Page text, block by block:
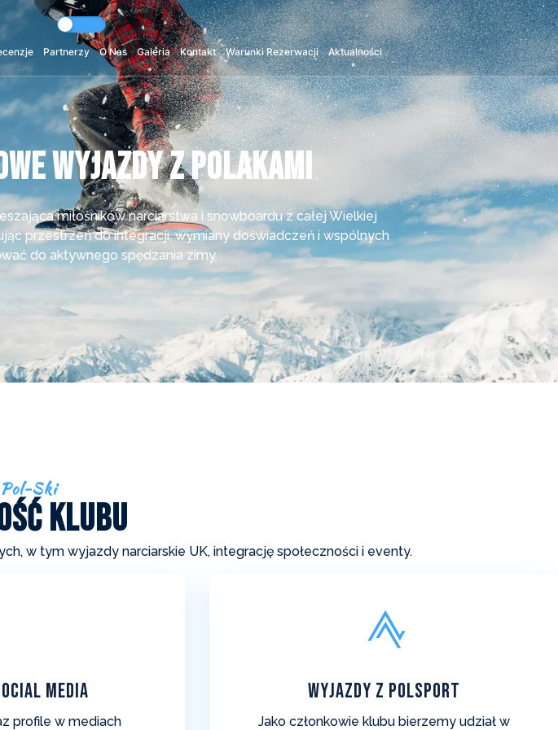
Partnerzy O Nas Galeria Kontakt Warunki Rezerwacji Aktualności
Wyjazdy z Polakami
miłośników narciarstwa i snowboardu z całej Wielkiej
przestrzeń do integracji, wymiany doświadczeń i wspólnych
do aktywnego spędzania zimy.
Ski
Klubu
w tym wyjazdy narciarskie UK, integrację społeczności i eventy.
Media
profile w mediach
Wyjazdy z Polsport
Jako członkowie klubu bierzemy udział w